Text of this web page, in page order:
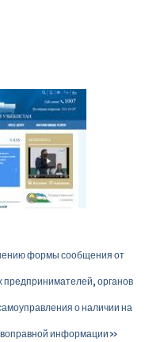
формы сообщения от
предпринимателей, органов
о наличии на
информации»